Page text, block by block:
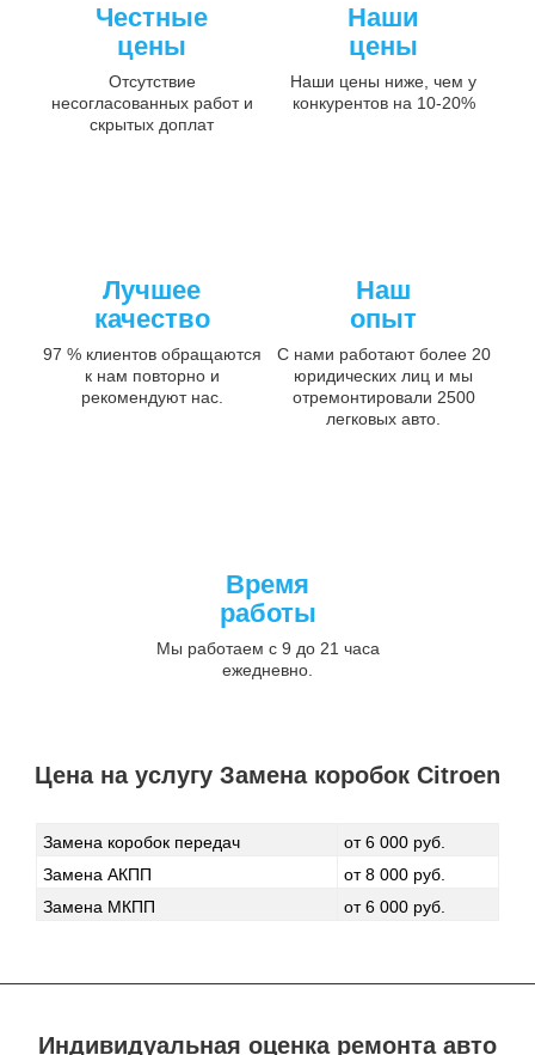
Честные
цены
Отсутствие
несогласованных работ и
скрытых доплат
Наши
цены
Наши цены ниже, чем у
конкурентов на 10-20%
Лучшее
качество
97 % клиентов обращаются
к нам повторно и
рекомендуют нас.
Наш
опыт
С нами работают более 20
юридических лиц и мы
отремонтировали 2500
легковых авто.
Время
работы
Мы работаем с 9 до 21 часа
ежедневно.
Цена на услугу Замена коробок Citroen
Замена коробок передач
от 6 000 руб.
Замена АКПП
от 8 000 руб.
Замена МКПП
от 6 000 руб.
Индивидуальная оценка ремонта авто